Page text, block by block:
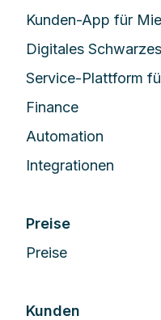
Kunden-App für
Digitales
Service-Plattform
Finance
Automation
Integrationen
Preise
Preise
Kunden